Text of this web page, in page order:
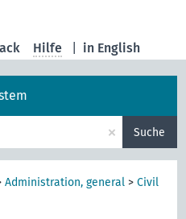
in English
Hilfe
× Suche
Administration, general >Civil